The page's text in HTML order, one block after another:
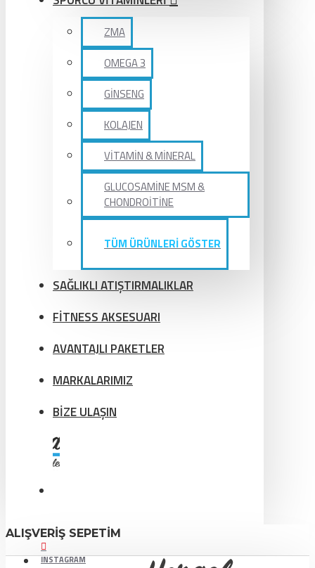
ZMA
OMEGA 3
GİNSENG
KOLAJEN
VİTAMİN & MİNERAL
GLUCOSAMİNE MSM &
CHONDROİTİNE
TÜM ÜRÜNLERİ GÖSTER
SAĞLIKLI ATIŞTIRMALIKLAR
FİTNESS AKSESUARI
AVANTAJLI PAKETLER
MARKALARIMIZ
BİZE ULAŞIN
ALIŞVERIŞ SEPETIM
INSTAGRAM